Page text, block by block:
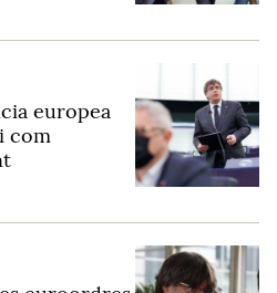
europea
com